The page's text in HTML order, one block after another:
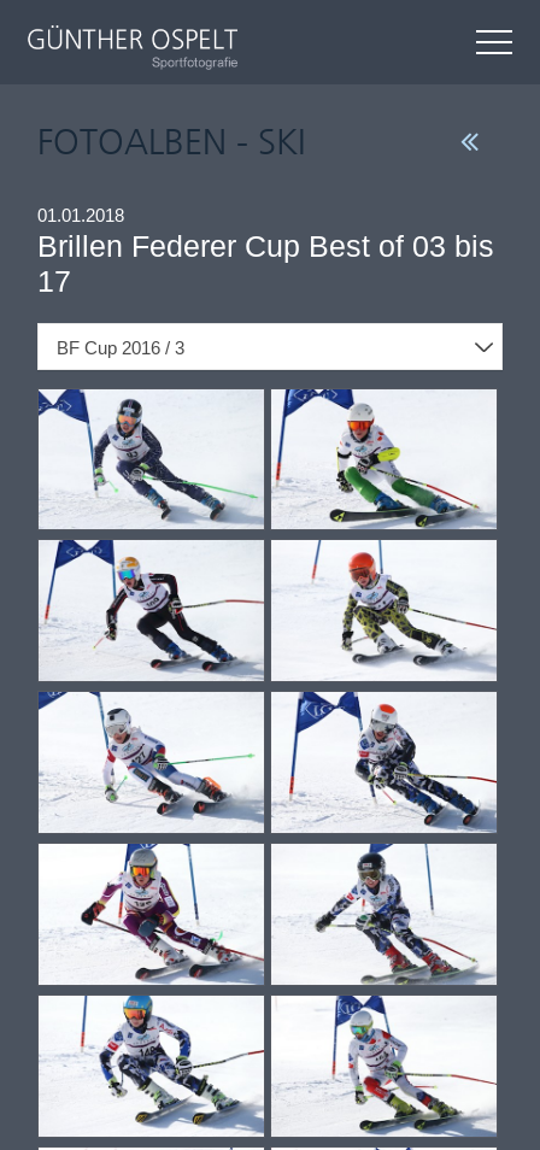
FOTOALBEN - SKI
01.01.2018
Brillen Federer Cup Best of 03 bis
17